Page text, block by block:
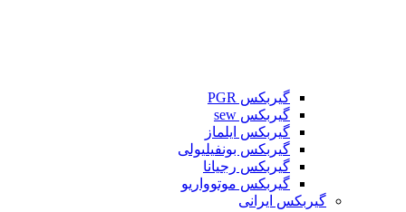
گیربکس PGR
گیربکس sew
گیربکس ایلماز
گیربکس بونفیلیولی
گیربکس رجیانا
گیربکس موتوواریو
گیربکس ایرانی